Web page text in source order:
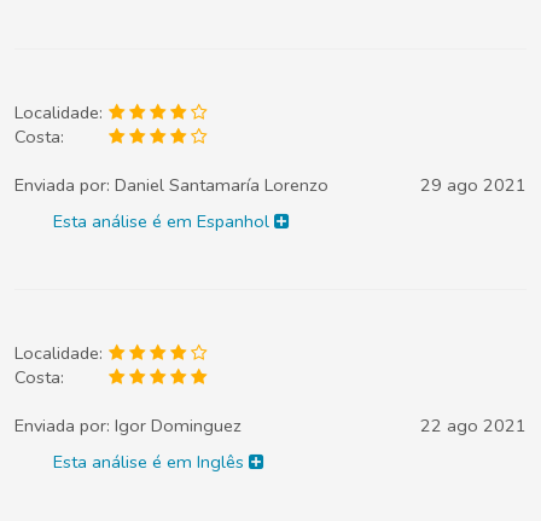
Localidade:
Costa:
Enviada por: Daniel Santamaría Lorenzo
29 ago 2021
Esta análise é em Espanhol
Localidade:
Costa:
Enviada por: Igor Dominguez
22 ago 2021
Esta análise é em Inglês